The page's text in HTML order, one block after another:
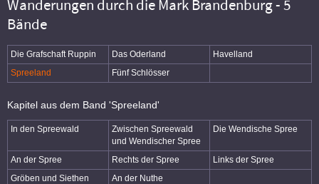
Wanderungen durch die Mark Brandenburg - 5
Bände
Die Grafschaft Ruppin Das Oderland
Havelland
Spreeland
Fünf Schlösser
Kapitel aus dem Band 'Spreeland'
In den Spreewald
Zwischen Spreewald
und Wendischer Spree
Die Wendische Spree
An der Spree Rechts der Spree
Links der Spree
Gröben und Siethen
An der Nuthe